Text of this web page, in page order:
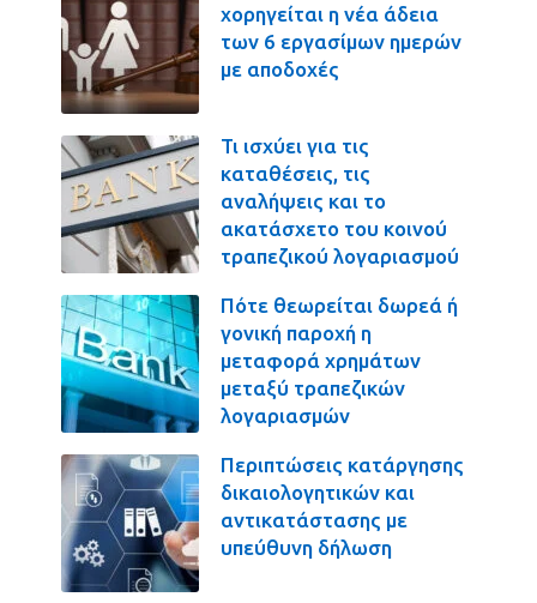
χορηγείται η νέα άδεια
των 6 εργασίμων ημερών
με αποδοχές
Τι ισχύει για τις
καταθέσεις, τις
αναλήψεις και το
ακατάσχετο του κοινού
τραπεζικού λογαριασμού
Πότε θεωρείται δωρεά ή
γονική παροχή η
μεταφορά χρημάτων
μεταξύ τραπεζικών
λογαριασμών
Περιπτώσεις κατάργησης
δικαιολογητικών και
αντικατάστασης με
υπεύθυνη δήλωση